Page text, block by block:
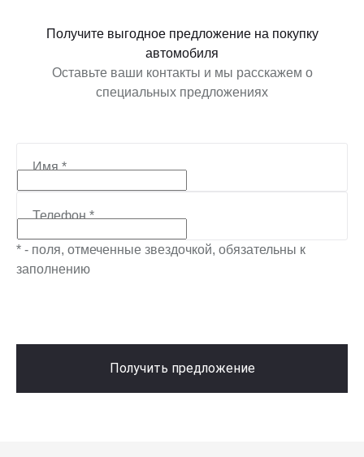
Получите выгодное предложение на покупку
автомобиля
Оставьте ваши контакты и мы расскажем о
специальных предложениях
Имя*
Телефон*
* - поля, отмеченные звездочкой, обязательны к
заполнению
Получить предложение